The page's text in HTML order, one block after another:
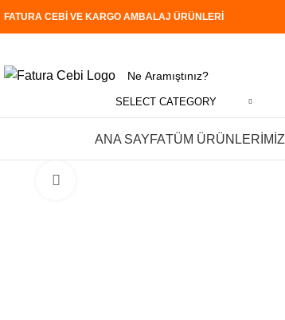
FATURA CEBİ VE KARGO AMBALAJ ÜRÜNLERİ
SELECT CATEGORY
ANA SAYFATÜM ÜRÜNLERİMİZ